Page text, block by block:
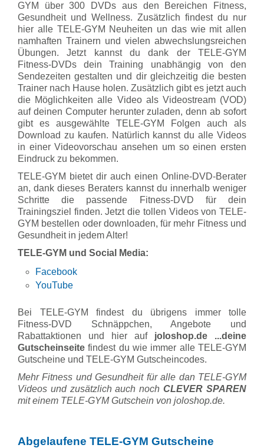
GYM über 300 DVDs aus den Bereichen Fitness,
Gesundheit und Wellness. Zusätzlich findest du nur
hier alle TELE-GYM Neuheiten un das wie mit allen
namhaften Trainern und vielen abwechslungsreichen
Übungen. Jetzt kannst du dank der TELE-GYM
Fitness-DVDs dein Training unabhängig von den
Sendezeiten gestalten und dir gleichzeitig die besten
Trainer nach Hause holen. Zusätzlich gibt es jetzt auch
die Möglichkeiten alle Video als Videostream (VOD)
auf deinen Computer herunter zuladen, denn ab sofort
gibt es ausgewählte TELE-GYM Folgen auch als
Download zu kaufen. Natürlich kannst du alle Videos
in einer Videovorschau ansehen um so einen ersten
Eindruck zu bekommen.
TELE-GYM bietet dir auch einen Online-DVD-Berater
an, dank dieses Beraters kannst du innerhalb weniger
Schritte die passende Fitness-DVD für dein
Trainingsziel finden. Jetzt die tollen Videos von TELE-
GYM bestellen oder downloaden, für mehr Fitness und
Gesundheit in jedem Alter!
TELE-GYM und Social Media:
Facebook
YouTube
Bei TELE-GYM findest du übrigens immer tolle
Fitness-DVD Schnäppchen, Angebote und
Rabattaktionen und hier auf joloshop.de ...deine
Gutscheinseite findest du wie immer alle TELE-GYM
Gutscheine und TELE-GYM Gutscheincodes.
Mehr Fitness und Gesundheit für alle dan TELE-GYM
Videos und zusätzlich auch nochCLEVER SPAREN
mit einem TELE-GYM Gutschein von joloshop.de.
Abgelaufene TELE-GYM Gutscheine